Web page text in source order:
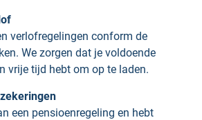
verlofregelingen conform de
We zorgen dat je voldoende
vrije tijd hebt om op te laden.
een pensioenregeling en hebt